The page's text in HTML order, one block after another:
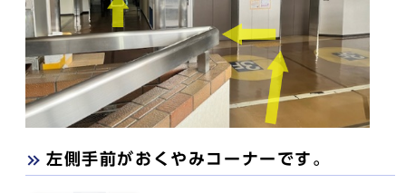
左側手前がおくやみコーナーです。